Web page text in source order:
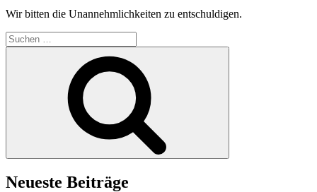
Wir bitten die Unannehmlichkeiten zu entschuldigen.
Suchen
nach:
Neueste Beiträge